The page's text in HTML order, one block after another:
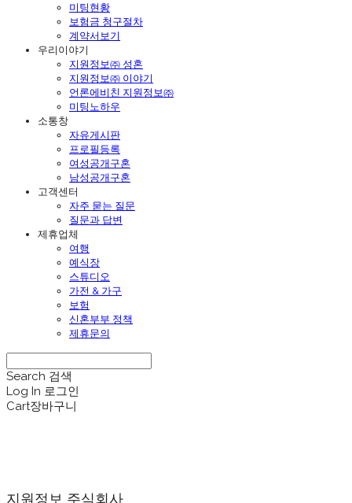
미팅현황
보험금 청구절차
계약서보기
우리이야기
지원정보㈜ 성혼
지원정보㈜ 이야기
언론에비친 지원정보㈜
미팅노하우
소통창
자유게시판
프로필등록
여성공개구혼
남성공개구혼
고객센터
자주 묻는 질문
질문과 답변
제휴업체
여행
예식장
스튜디오
가전 & 가구
보험
신혼부부 정책
제휴문의
Search 검색
Log In 로그인
Cart장바구니
지원정보 주식회사